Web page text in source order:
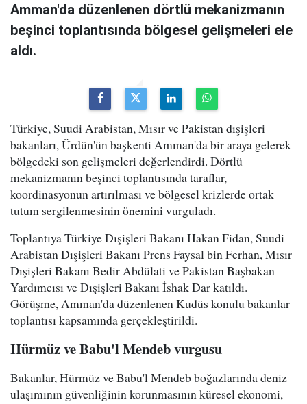
Amman'da düzenlenen dörtlü mekanizmanın
beşinci toplantısında bölgesel gelişmeleri ele
aldı.
Türkiye, Suudi Arabistan, Mısır ve Pakistan dışişleri
bakanları, Ürdün'ün başkenti Amman'da bir araya gelerek
bölgedeki son gelişmeleri değerlendirdi. Dörtlü
mekanizmanın beşinci toplantısında taraflar,
koordinasyonun artırılması ve bölgesel krizlerde ortak
tutum sergilenmesinin önemini vurguladı.
Toplantıya Türkiye Dışişleri Bakanı Hakan Fidan, Suudi
Arabistan Dışişleri Bakanı Prens Faysal bin Ferhan, Mısır
Dışişleri Bakanı Bedir Abdülati ve Pakistan Başbakan
Yardımcısı ve Dışişleri Bakanı İshak Dar katıldı.
Görüşme, Amman'da düzenlenen Kudüs konulu bakanlar
toplantısı kapsamında gerçekleştirildi.
Hürmüz ve Babu'l Mendeb vurgusu
Bakanlar, Hürmüz ve Babu'l Mendeb boğazlarında deniz
ulaşımının güvenliğinin korunmasının küresel ekonomi,